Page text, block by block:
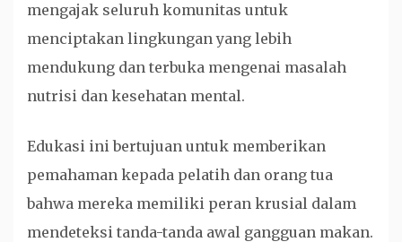
mengajak seluruh komunitas untuk
menciptakan lingkungan yang lebih
mendukung dan terbuka mengenai masalah
nutrisi dan kesehatan mental.
Edukasi ini bertujuan untuk memberikan
pemahaman kepada pelatih dan orang tua
bahwa mereka memiliki peran krusial dalam
mendeteksi tanda-tanda awal gangguan makan.